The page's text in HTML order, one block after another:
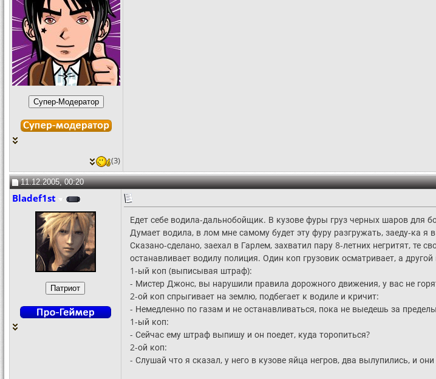
(3)
11.12.2005, 00:20
Bladef1st
Едет себе водила-дальнобойщик. В кузове фуры груз черных шаров для
Думает водила, в лом мне самому будет эту фуру разгружать, заеду-ка я
Сказано-сделано, заехал в Гарлем, захватил пару 8-летних негритят, те
останавливает водилу полиция. Один коп грузовик осматривает, а другой
1-ый коп (выписывая штраф):
- Мистер Джонс, вы нарушили правила дорожного движения, у вас не
2-ой коп спрыгивает на землю, подбегает к водиле и кричит:
- Немедленно по газам и не останавливаться, пока не выедешь за
1-ый коп:
- Сейчас ему штраф выпишу и он поедет, куда торопиться?
2-ой коп:
- Слушай что я сказал, у него в кузове яйца негров, два вылупились, и